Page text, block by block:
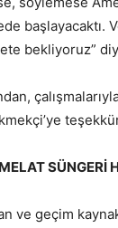
başlayacaktı.
bekliyoruz”
SÜNGERİ
ve geçim